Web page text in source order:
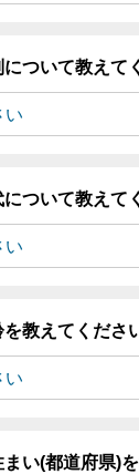
ついて教えて
ついて教えて
教えてくださ
い(都道府県)